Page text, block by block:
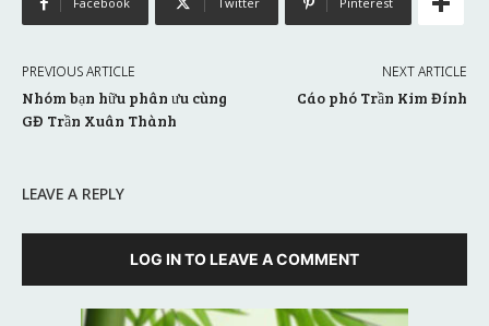
PREVIOUS ARTICLE
Nhóm bạn hữu phân ưu cùng
GĐ Trần Xuân Thành
NEXT ARTICLE
Cáo phó Trần Kim Đính
LEAVE A REPLY
LOG IN TO LEAVE A COMMENT